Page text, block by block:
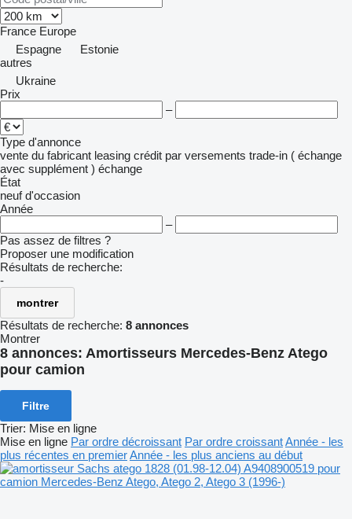
France Europe
Espagne
Estonie
autres
Ukraine
Prix
–
Type d'annonce
vente du fabricant leasing crédit par versements trade-in ( échange
avec supplément ) échange
État
neuf d'occasion
Année
–
Pas assez de filtres ?
Proposer une modification
Résultats de recherche:
-
montrer
Résultats de recherche: 8 annonces
Montrer
8 annonces: Amortisseurs Mercedes-Benz Atego
pour camion
Filtre
Trier: Mise en ligne
Mise en ligne Par ordre décroissant Par ordre croissantAnnée - les
plus récentes en premierAnnée - les plus anciens au début